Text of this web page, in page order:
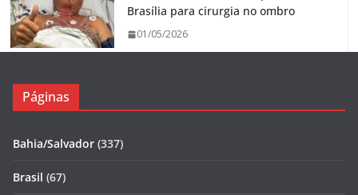
Brasília para cirurgia no ombro
01/05/2026
Páginas
Bahia/Salvador (337)
Brasil (67)